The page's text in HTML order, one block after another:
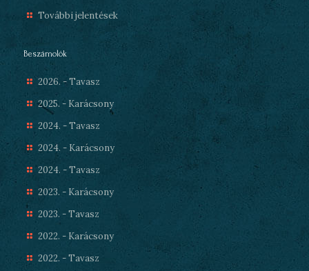
További jelentések
Beszámolók
2026. - Tavasz
2025. - Karácsony
2024. - Tavasz
2024. - Karácsony
2024. - Tavasz
2023. - Karácsony
2023. - Tavasz
2022. - Karácsony
2022. - Tavasz